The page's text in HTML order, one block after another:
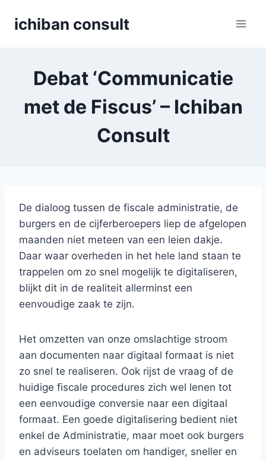
ichiban consult
Debat ‘Communicatie
met de Fiscus’ – Ichiban
Consult
De dialoog tussen de fiscale administratie, de
burgers en de cijferberoepers liep de afgelopen
maanden niet meteen van een leien dakje.
Daar waar overheden in het hele land staan te
trappelen om zo snel mogelijk te digitaliseren,
blijkt dit in de realiteit allerminst een
eenvoudige zaak te zijn.
Het omzetten van onze omslachtige stroom
aan documenten naar digitaal formaat is niet
zo snel te realiseren. Ook rijst de vraag of de
huidige fiscale procedures zich wel lenen tot
een eenvoudige conversie naar een digitaal
formaat. Een goede digitalisering bedient niet
enkel de Administratie, maar moet ook burgers
en adviseurs toelaten om handiger, sneller en